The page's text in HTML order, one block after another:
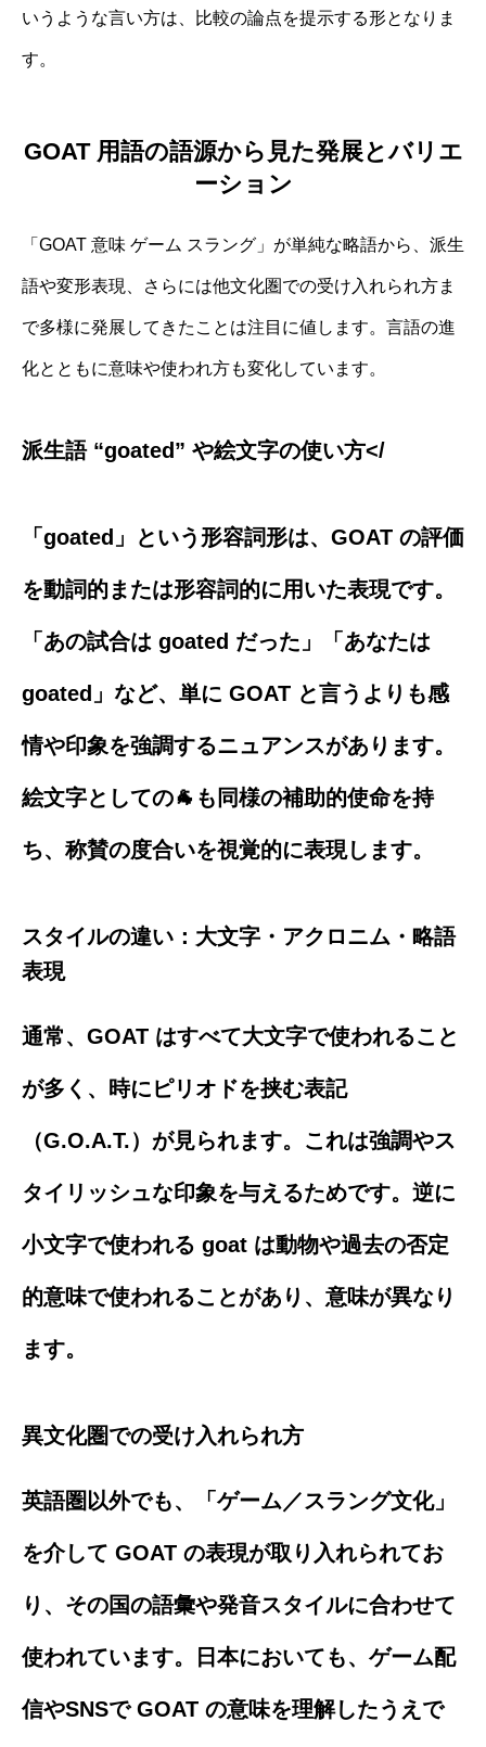
いうような言い方は、比較の論点を提示する形となりま
す。
GOAT 用語の語源から見た発展とバリエ
ーション
「GOAT 意味 ゲーム スラング」が単純な略語から、派生
語や変形表現、さらには他文化圏での受け入れられ方ま
で多様に発展してきたことは注目に値します。言語の進
化とともに意味や使われ方も変化しています。
派生語 “goated” や絵文字の使い方</
「goated」という形容詞形は、GOAT の評価
を動詞的または形容詞的に用いた表現です。
「あの試合は goated だった」「あなたは
goated」など、単に GOAT と言うよりも感
情や印象を強調するニュアンスがあります。
絵文字としての🐐も同様の補助的使命を持
ち、称賛の度合いを視覚的に表現します。
スタイルの違い：大文字・アクロニム・略語
表現
通常、GOAT はすべて大文字で使われること
が多く、時にピリオドを挟む表記
（G.O.A.T.）が見られます。これは強調やス
タイリッシュな印象を与えるためです。逆に
小文字で使われる goat は動物や過去の否定
的意味で使われることがあり、意味が異なり
ます。
異文化圏での受け入れられ方
英語圏以外でも、「ゲーム／スラング文化」
を介して GOAT の表現が取り入れられてお
り、その国の語彙や発音スタイルに合わせて
使われています。日本においても、ゲーム配
信やSNSで GOAT の意味を理解したうえで